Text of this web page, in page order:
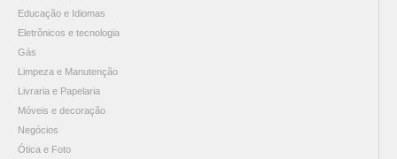
Educação e Idiomas
Eletrônicos e tecnologia
Gás
Limpeza e Manutenção
Livraria e Papelaria
Móveis e decoração
Negócios
Ótica e Foto